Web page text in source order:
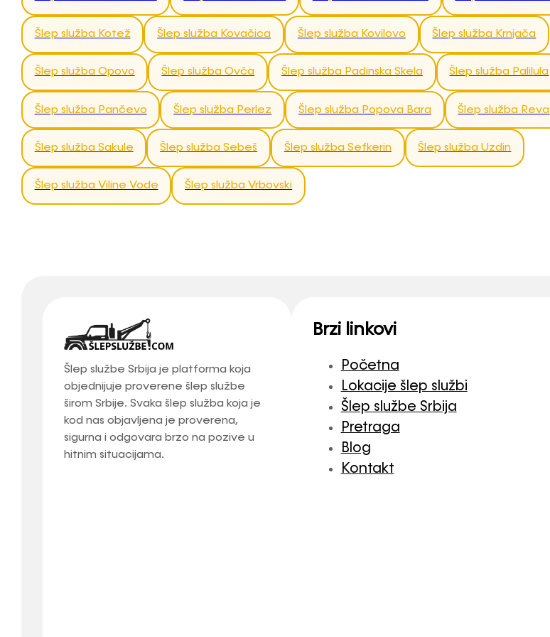
Šlep služba Kotež Šlep služba Kovačica Šlep služba Kovilovo Šlep služba Krnjača
Šlep služba Opovo Šlep služba Ovča Šlep služba Padinska Skela Šlep služba Palilula
Šlep služba Pančevo Šlep služba Perlez Šlep služba Popova Bara Šlep služba Reva
Šlep služba Sakule Šlep služba Sebeš Šlep služba Sefkerin Šlep služba Uzdin
Šlep služba Viline Vode Šlep služba Vrbovski
Šlep službe Srbija je platforma koja
objednijuje proverene šlep službe
širom Srbije. Svaka šlep služba koja je
kod nas objavljena je proverena,
sigurna i odgovara brzo na pozive u
hitnim situacijama.
Brzi linkovi
Početna
Lokacije šlep službi
Šlep službe Srbija
Pretraga
Blog
Kontakt